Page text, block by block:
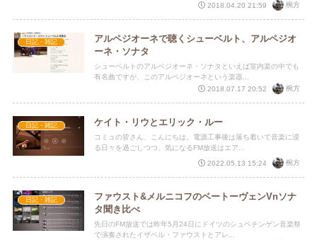
2018.04.20 21:59
椀方
日記・雑記
アルペジオーネで聴くシューベルト、アルペジオ
ーネ・ソナタ
シューベルトのアルペジオーネ・ソナタといえば室内楽の中でも
有名曲ですが、このアルペジオーネという楽器...
2018.07.17 20:52
椀方
日記・雑記 ケイト・リウとエリック・ルー
コミュの皆さん、こんにちは。電源工事後は落ち着いて音楽に浸
る日々を過ごしつつ、気になるFM放送はエア...
2022.05.13 15:24
椀方
日記・雑記
ファウスト&メルニコフのベートーヴェンVnソナ
タ聞き比べ
先日のFM放送では昨年5月24日にドイツのシュベチンゲン音楽祭
で演奏されたイザベル・ファウストとアレ...